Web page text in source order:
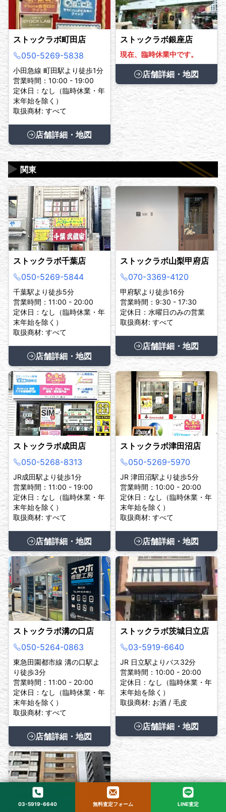
ストックラボ町田店
050-5269-5838
小田急線 町田駅より徒歩1分
営業時間：10:00 - 19:00
定休日：なし（臨時休業・年
末年始を除く）
取扱商材: すべて
店舗詳細・地図
ストックラボ銀座店
現在、臨時休業中です。
店舗詳細・地図
関東
▶
ストックラボ千葉店
050-5269-5844
千葉駅より徒歩5分
営業時間：11:00 - 20:00
定休日：なし（臨時休業・年
末年始を除く）
取扱商材: すべて
店舗詳細・地図
ストックラボ山梨甲府店
070-3369-4120
甲府駅より徒歩16分
営業時間：9:30 - 17:30
定休日：水曜日のみの営業
取扱商材: すべて
店舗詳細・地図
ストックラボ成田店
050-5268-8313
JR成田駅より徒歩1分
営業時間：11:00 - 19:00
定休日：なし（臨時休業・年
末年始を除く）
取扱商材: すべて
店舗詳細・地図
ストックラボ津田沼店
050-5269-5970
JR 津田沼駅より徒歩5分
営業時間：10:00 - 20:00
定休日：なし（臨時休業・年
末年始を除く）
取扱商材: すべて
店舗詳細・地図
ストックラボ溝の口店
050-5264-0863
東急田園都市線 溝の口駅よ
り徒歩3分
営業時間：11:00 - 20:00
定休日：なし（臨時休業・年
末年始を除く）
取扱商材: すべて
店舗詳細・地図
ストックラボ茨城日立店
03-5919-6640
JR 日立駅よりバス32分
営業時間：10:00 - 20:00
定休日：なし（臨時休業・年
末年始を除く）
取扱商材: お酒 / 毛皮
店舗詳細・地図
03-5919-6640 無料査定フォーム LINE査定